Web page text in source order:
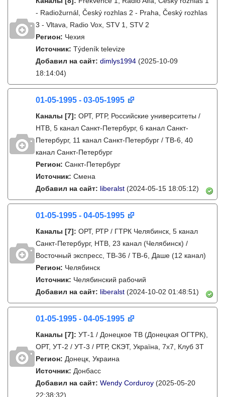
- Radiožurnál, Český rozhlas 2 - Praha, Český rozhlas
3 - Vltava, Radio Vox, STV 1, STV 2
Регион: Чехия
Источник: Týdeník televize
Добавил на сайт: dimlys1994 (2025-10-09
18:14:04)
01-05-1995 - 03-05-1995
Каналы [7]: ОРТ, РТР, Российские университеты /
НТВ, 5 канал Санкт-Петербург, 6 канал Санкт-
Петербург, 11 канал Санкт-Петербург / ТВ-6, 40
канал Санкт-Петербург
Регион: Санкт-Петербург
Источник: Смена
Добавил на сайт: liberalst (2024-05-15 18:05:12)
01-05-1995 - 04-05-1995
Каналы [7]: ОРТ, РТР / ГТРК Челябинск, 5 канал
Санкт-Петербург, НТВ, 23 канал (Челябинск) /
Восточный экспресс, ТВ-36 / ТВ-6, Даше (12 канал)
Регион: Челябинск
Источник: Челябинский рабочий
Добавил на сайт: liberalst (2024-10-02 01:48:51)
01-05-1995 - 04-05-1995
Каналы [7]: УТ-1 / Донецкое ТВ (Донецкая ОГТРК),
ОРТ, УТ-2 / УТ-3 / РТР, СКЭТ, Україна, 7х7, Клуб 3Т
Регион: Донецк, Украина
Источник: Донбасс
Добавил на сайт: Wendy Corduroy (2025-05-20
22:38:32)